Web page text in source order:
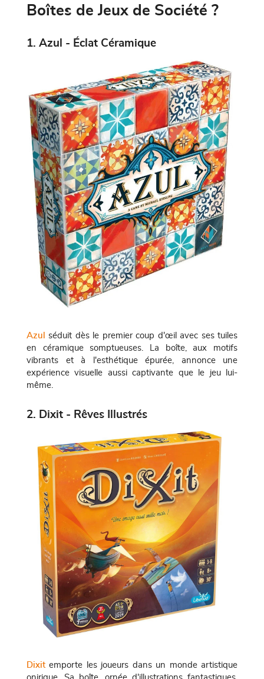
Boîtes de Jeux de Société ?
1. Azul - Éclat Céramique
Azul
séduit dès le premier coup d'œil avec ses tuiles
en céramique somptueuses. La boîte, aux motifs
vibrants et à l'esthétique épurée, annonce une
expérience visuelle aussi captivante que le jeu lui-
même.
2. Dixit - Rêves Illustrés
Dixit emporte les joueurs dans un monde artistique